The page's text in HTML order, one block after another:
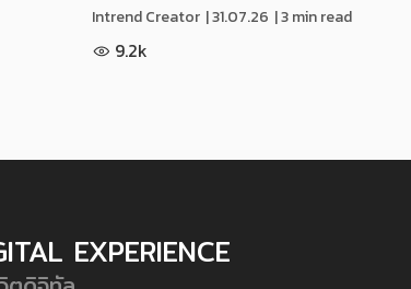
Intrend Creator |31.07.26 | 3 min read
9.2k
EXPERIENCE